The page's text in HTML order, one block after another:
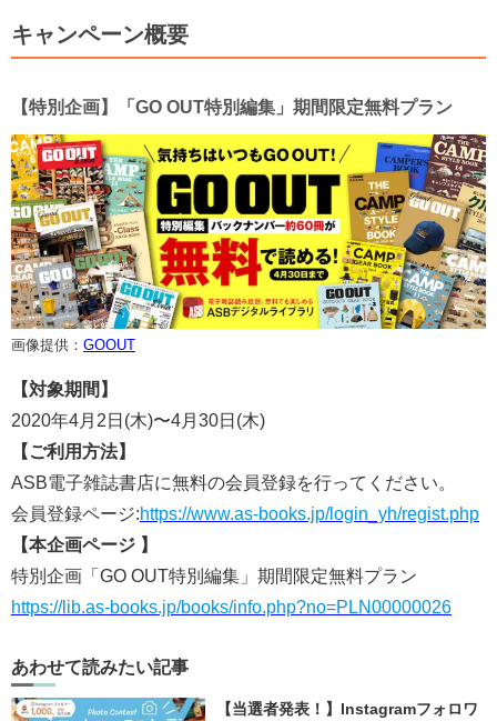
キャンペーン概要
【特別企画】「GO OUT特別編集」期間限定無料プラン
画像提供： GOOUT
【対象期間】
2020年4月2日(木)〜4月30日(木)
【ご利用方法】
ASB電子雑誌書店に無料の会員登録を行ってください。
会員登録ページ:https://www.as-books.jp/login_yh/regist.php
【本企画ページ 】
特別企画「GO OUT特別編集」期間限定無料プラン
https://lib.as-books.jp/books/info.php?no=PLN00000026
あわせて読みたい記事
【当選者発表！】Instagramフォロワ